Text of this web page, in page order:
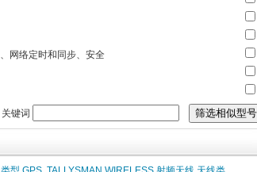
网络定时和同步、安全
关键词